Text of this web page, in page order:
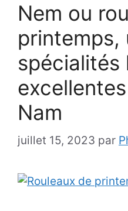
Nem ou
printemps,
spécialités
Nam
juillet 15, 2023 par